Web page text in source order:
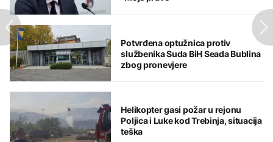
Potvrđena optužnica protiv
službenika Suda BiH Seada Bublina
zbog pronevjere
Helikopter gasi požar u rejonu
Poljica i Luke kod Trebinja, situacija
teška